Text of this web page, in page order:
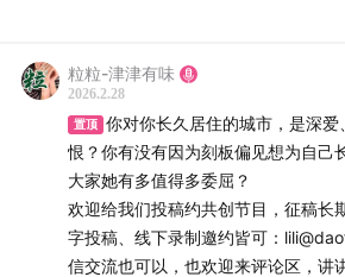
你对你长久居住的那座城市，是深爱
又恨的复杂心情？
有没有哪一次，你非常想为自己长居
家她有多好，多值得，多委屈？
粒粒-津津有味
2026.2.28
置顶
你对你长久居住的城市，是深爱
恨？你有没有因为刻板偏见想为自己
大家她有多值得多委屈？
欢迎给我们投稿约共创节目，征稿长
字投稿、线下录制邀约皆可：
信交流也可以，也欢迎来评论区，讲